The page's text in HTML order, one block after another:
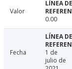
Valor
0.00
Fecha
1 de
julio de